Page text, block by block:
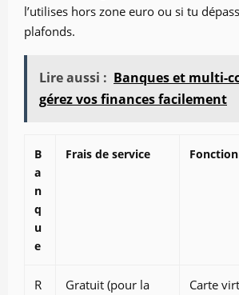
l’utilises hors zone euro ou si tu
plafonds.
Lire aussi : Banques et multi-
gérez vos finances facilement
B
a
n
q
u
e
Frais de service
R
Gratuit (pour la
Carte